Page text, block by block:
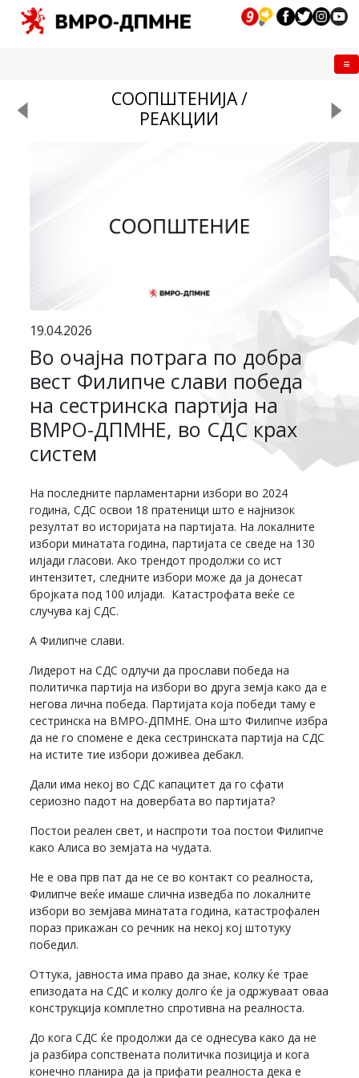
СООПШТЕНИЈА /
РЕАКЦИИ
19.04.2026
Во очајна потрага по добра
вест Филипче слави победа
на сестринска партија на
ВМРО-ДПМНЕ, во СДС крах
систем
На последните парламентарни избори во 2024
година, СДС освои 18 пратеници што е најнизок
резултат во историјата на партијата. На локалните
избори минатата година, партијата се сведе на 130
илјади гласови. Ако трендот продолжи со ист
интензитет, следните избори може да ја донесат
бројката под 100 илјади. Катастрофата веќе се
случува кај СДС.
А Филипче слави.
Лидерот на СДС одлучи да прослави победа на
политичка партија на избори во друга земја како дa е
негова лична победа. Партијата која победи таму е
сестринска на ВМРО-ДПМНЕ. Она што Филипче избра
да не го спомене е дека сестринската партија на СДС
на истите тие избори доживеа дебакл.
Дали има некој во СДС капацитет да го сфати
сериозно падот на довербата во партијата?
Постои реален свет, и наспроти тоа постои Филипче
како Алиса во земјата на чудата.
Не е ова прв пат да не се во контакт со реалноста,
Филипче веќе имаше слична изведба по локалните
избори во земјава минатата година, катастрофален
пораз прикажан со речник на некоj кој штотуку
победил.
Оттука, јавноста има право да знае, колку ќе трае
епизодата на СДС и колку долго ќе ја одржуваат оваа
конструкција комплетно спротивна на реалноста.
До кога СДС ќе продолжи да се однесува како да не
ја разбира сопствената политичка позиција и кога
конечно планира да ја прифати реалноста дека е